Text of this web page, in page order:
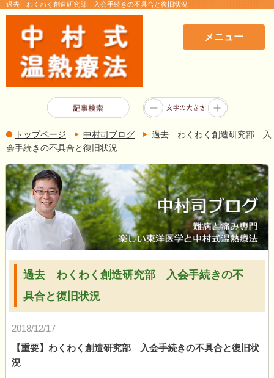
過去 わくわく創造研究部 入会手続きの不具合と復旧状況
メニュー
トップページ 中村司ブログ
過去 わくわく創造研究部 入
会手続きの不具合と復旧状況
過去 わくわく創造研究部 入会手続きの不
具合と復旧状況
2018/12/17
【重要】わくわく創造研究部 入会手続きの不具合と復旧状
況